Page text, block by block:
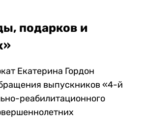
подарков и
Екатерина Гордон
выпускников «4-й
реабилитационного